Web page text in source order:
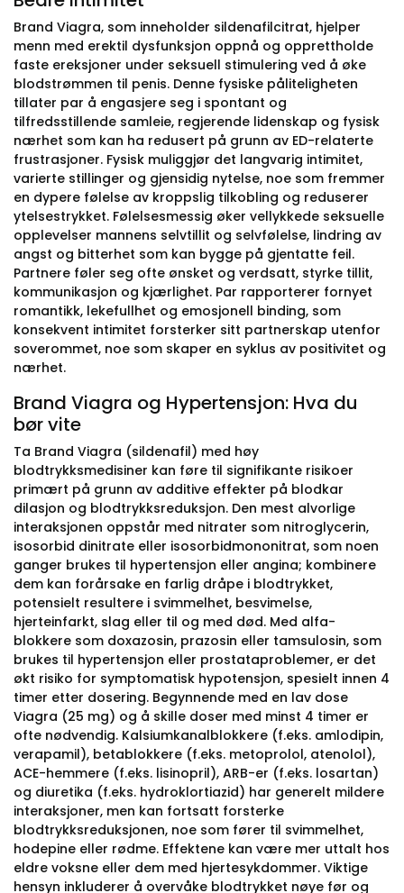
Brand Viagra, som inneholder sildenafilcitrat, hjelper
menn med erektil dysfunksjon oppnå og opprettholde
faste ereksjoner under seksuell stimulering ved å øke
blodstrømmen til penis. Denne fysiske påliteligheten
tillater par å engasjere seg i spontant og
tilfredsstillende samleie, regjerende lidenskap og fysisk
nærhet som kan ha redusert på grunn av ED-relaterte
frustrasjoner. Fysisk muliggjør det langvarig intimitet,
varierte stillinger og gjensidig nytelse, noe som fremmer
en dypere følelse av kroppslig tilkobling og reduserer
ytelsestrykket. Følelsesmessig øker vellykkede seksuelle
opplevelser mannens selvtillit og selvfølelse, lindring av
angst og bitterhet som kan bygge på gjentatte feil.
Partnere føler seg ofte ønsket og verdsatt, styrke tillit,
kommunikasjon og kjærlighet. Par rapporterer fornyet
romantikk, lekefullhet og emosjonell binding, som
konsekvent intimitet forsterker sitt partnerskap utenfor
soverommet, noe som skaper en syklus av positivitet og
nærhet.
Brand Viagra og Hypertensjon: Hva du
bør vite
Ta Brand Viagra (sildenafil) med høy
blodtrykksmedisiner kan føre til signifikante risikoer
primært på grunn av additive effekter på blodkar
dilasjon og blodtrykksreduksjon. Den mest alvorlige
interaksjonen oppstår med nitrater som nitroglycerin,
isosorbid dinitrate eller isosorbidmononitrat, som noen
ganger brukes til hypertensjon eller angina; kombinere
dem kan forårsake en farlig dråpe i blodtrykket,
potensielt resultere i svimmelhet, besvimelse,
hjerteinfarkt, slag eller til og med død. Med alfa-
blokkere som doxazosin, prazosin eller tamsulosin, som
brukes til hypertensjon eller prostataproblemer, er det
økt risiko for symptomatisk hypotensjon, spesielt innen 4
timer etter dosering. Begynnende med en lav dose
Viagra (25 mg) og å skille doser med minst 4 timer er
ofte nødvendig. Kalsiumkanalblokkere (f.eks. amlodipin,
verapamil), betablokkere (f.eks. metoprolol, atenolol),
ACE-hemmere (f.eks. lisinopril), ARB-er (f.eks. losartan)
og diuretika (f.eks. hydroklortiazid) har generelt mildere
interaksjoner, men kan fortsatt forsterke
blodtrykksreduksjonen, noe som fører til svimmelhet,
hodepine eller rødme. Effektene kan være mer uttalt hos
eldre voksne eller dem med hjertesykdommer. Viktige
hensyn inkluderer å overvåke blodtrykket nøye før og